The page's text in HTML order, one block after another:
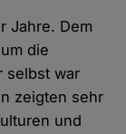
Jahre. Dem
die
selbst war
zeigten sehr
und